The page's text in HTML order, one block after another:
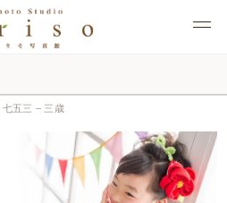
七五三 – 三歳